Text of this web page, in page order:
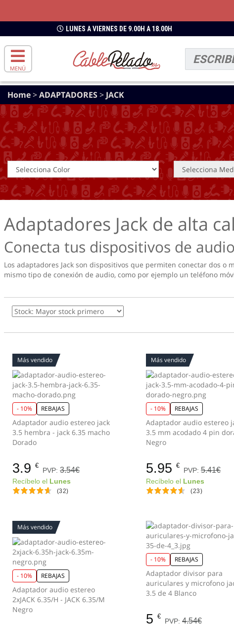
LUNES A VIERNES DE 9.00H A 18.00H
MENÚ
Home>ADAPTADORES> JACK
Adaptadores Jack de alta
Conecta tus dispositivos de
Los adaptadores Jack son dispositivos que permiten conectar dos
mismo tipo de conexión de audio, como por ejemplo un teléfono
Más vendido
- 10% REBAJAS
Adaptador audio estereo jack
3.5 hembra - jack 6.35 macho
Dorado
3.9 €
PVP: 3.54€
Recíbelo el Lunes
(32)
Más vendido
- 10% REBAJAS
Adaptador audio estereo
3.5 mm acodado 4 pin
Negro
5.95 €
PVP:5.41€
Recíbelo el Lunes
(23)
Más vendido
- 10% REBAJAS
Adaptador audio estereo
2xJACK 6.35/H - JACK 6.35/M
Negro
- 10% REBAJAS
Adaptador divisor para
auriculares y microfono
3.5 de 4 Blanco
5 €
PVP:4.54€